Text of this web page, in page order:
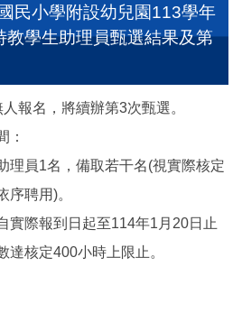
民小學附設幼兒園113學年
教學生助理員甄選結果及第
報名，將續辦第3次甄選。
：
理員1名，備取若干名(視實際核定
序聘用)。
實際報到日起至114年1月20日止
達核定400小時上限止。